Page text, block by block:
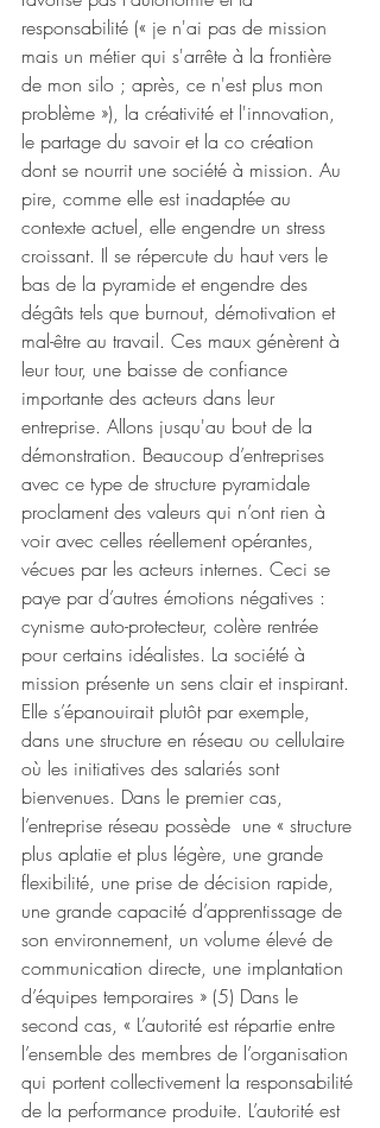
responsabilité (« je n'ai pas de mission
mais un métier qui s'arrête à la frontière
de mon silo ; après, ce n'est plus mon
problème »), la créativité et l'innovation,
le partage du savoir et la co création
dont se nourrit une société à mission. Au
pire, comme elle est inadaptée au
contexte actuel, elle engendre un stress
croissant. Il se répercute du haut vers le
bas de la pyramide et engendre des
dégâts tels que burnout, démotivation et
mal-être au travail. Ces maux génèrent à
leur tour, une baisse de confiance
importante des acteurs dans leur
entreprise. Allons jusqu'au bout de la
démonstration. Beaucoup d’entreprises
avec ce type de structure pyramidale
proclament des valeurs qui n’ont rien à
voir avec celles réellement opérantes,
vécues par les acteurs internes. Ceci se
paye par d’autres émotions négatives :
cynisme auto-protecteur, colère rentrée
pour certains idéalistes. La société à
mission présente un sens clair et inspirant.
Elle s’épanouirait plutôt par exemple,
dans une structure en réseau ou cellulaire
où les initiatives des salariés sont
bienvenues. Dans le premier cas,
l’entreprise réseau possède  une « structure
plus aplatie et plus légère, une grande
flexibilité, une prise de décision rapide,
une grande capacité d’apprentissage de
son environnement, un volume élevé de
communication directe, une implantation
d’équipes temporaires » (5) Dans le
second cas, « L’autorité est répartie entre
l’ensemble des membres de l’organisation
qui portent collectivement la responsabilité
de la performance produite. L’autorité est